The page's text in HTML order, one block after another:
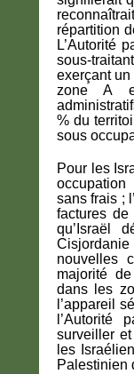
répartition
L’Autorité
sous-
exerçant
zone A
% du
sous
Pour les
sans frais ;
factures de
qu’Israël
nouvelles
majorité
dans les
l’appareil
l’Autorité
surveiller
les
Palestinien